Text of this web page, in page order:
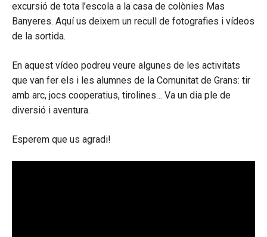
excursió de tota l’escola a la casa de colònies Mas
Banyeres. Aquí us deixem un recull de fotografies i vídeos
de la sortida.
En aquest vídeo podreu veure algunes de les activitats
que van fer els i les alumnes de la Comunitat de Grans: tir
amb arc, jocs cooperatius, tirolines… Va un dia ple de
diversió i aventura.
Esperem que us agradi!